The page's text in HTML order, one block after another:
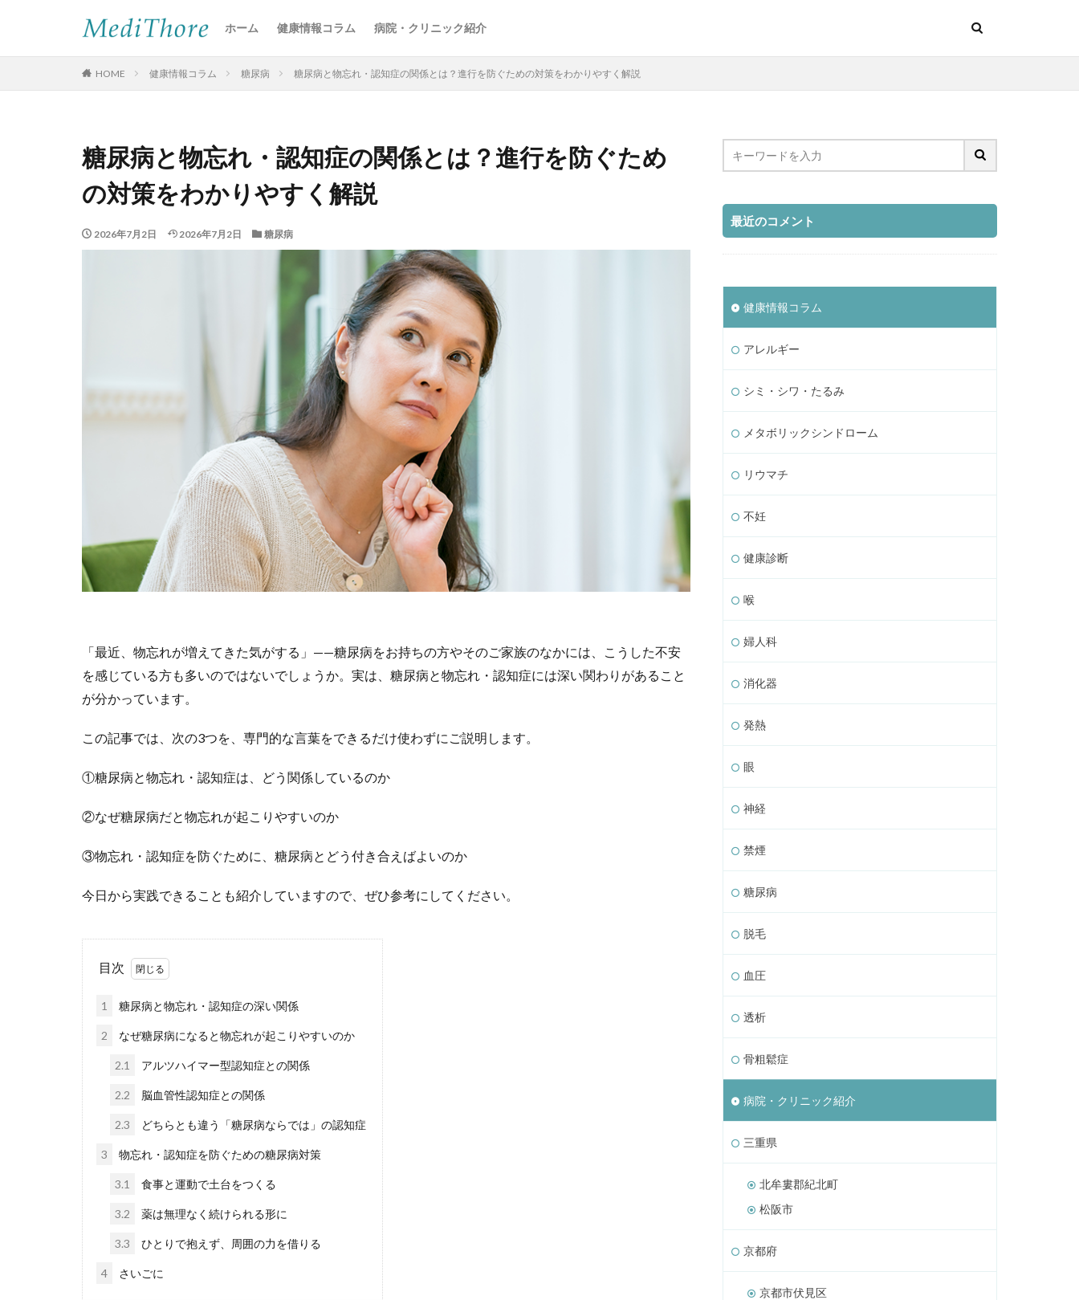
ホーム 健康情報コラム 病院・クリニック紹介
HOME 健康情報コラム 糖尿病 糖尿病と物忘れ・認知症の関係とは？進行を防ぐための対策をわかりやすく解説
糖尿病と物忘れ・認知症の関係とは？進行を防ぐため
の対策をわかりやすく解説
2026年7月2日 2026年7月2日 糖尿病
「最近、物忘れが増えてきた気がする」——糖尿病をお持ちの方やそのご家族のなかには、こうした不安
を感じている方も多いのではないでしょうか。実は、糖尿病と物忘れ・認知症には深い関わりがあること
が分かっています。
この記事では、次の3つを、専門的な言葉をできるだけ使わずにご説明します。
①糖尿病と物忘れ・認知症は、どう関係しているのか
②なぜ糖尿病だと物忘れが起こりやすいのか
③物忘れ・認知症を防ぐために、糖尿病とどう付き合えばよいのか
今日から実践できることも紹介していますので、ぜひ参考にしてください。
目次
1 糖尿病と物忘れ・認知症の深い関係
2 なぜ糖尿病になると物忘れが起こりやすいのか
2.1 アルツハイマー型認知症との関係
2.2 脳血管性認知症との関係
2.3 どちらとも違う「糖尿病ならでは」の認知症
3 物忘れ・認知症を防ぐための糖尿病対策
3.1 食事と運動で土台をつくる
3.2 薬は無理なく続けられる形に
3.3 ひとりで抱えず、周囲の力を借りる
4 さいごに
最近のコメント
健康情報コラム
アレルギー
シミ・シワ・たるみ
メタボリックシンドローム
リウマチ
不妊
健康診断
喉
婦人科
消化器
発熱
眼
神経
禁煙
糖尿病
脱毛
血圧
透析
骨粗鬆症
病院・クリニック紹介
三重県
北牟婁郡紀北町
松阪市
京都府
京都市伏見区